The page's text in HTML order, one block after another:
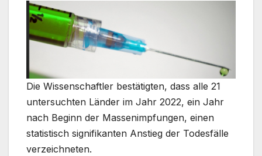
Die Wissenschaftler bestätigten, dass alle 21
untersuchten Länder im Jahr 2022, ein Jahr
nach Beginn der Massenimpfungen, einen
statistisch signifikanten Anstieg der Todesfälle
verzeichneten.